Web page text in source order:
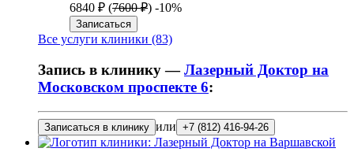
6840 ₽ (7600 ₽) -10%
Записаться
Все услуги клиники (83)
Запись в клинику —Лазерный Доктор на
Московском проспекте 6:
Записаться в клинику или +7 (812) 416-94-26